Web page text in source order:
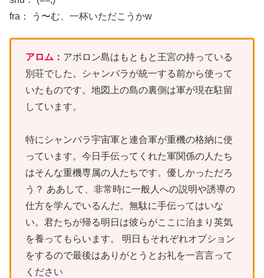
fra： う〜む、一杯いただこうかw
アロム： アポロン島はもともと王宮の持っている
別荘でした。シャンバラが統一する前から使って
いたものです。地図上の島の裏側は軍が現在駐留
しています。
特にシャンバラ宇宙軍と連合軍が重機の格納に使
っています。今日手伝ってくれた軍関係の人たち
はそんな重機専属の人たちです。優しかっただろ
う？ ああして、非常時に一般人への説明や誘導の
仕方を学んでいるんだ。無駄に手伝ってはいな
い。君たちが帰る明日は彼らがここに泊まり英気
を養ってもらいます。 明日もそれぞれオプション
をするので最後はありがとうとお礼を一言言って
ください